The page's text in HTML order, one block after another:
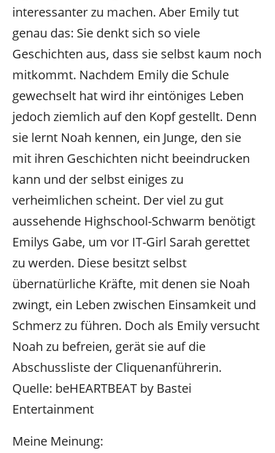
interessanter zu machen. Aber Emily tut
genau das: Sie denkt sich so viele
Geschichten aus, dass sie selbst kaum noch
mitkommt. Nachdem Emily die Schule
gewechselt hat wird ihr eintöniges Leben
jedoch ziemlich auf den Kopf gestellt. Denn
sie lernt Noah kennen, ein Junge, den sie
mit ihren Geschichten nicht beeindrucken
kann und der selbst einiges zu
verheimlichen scheint. Der viel zu gut
aussehende Highschool-Schwarm benötigt
Emilys Gabe, um vor IT-Girl Sarah gerettet
zu werden. Diese besitzt selbst
übernatürliche Kräfte, mit denen sie Noah
zwingt, ein Leben zwischen Einsamkeit und
Schmerz zu führen. Doch als Emily versucht
Noah zu befreien, gerät sie auf die
Abschussliste der Cliquenanführerin.
Quelle: beHEARTBEAT by Bastei
Entertainment
Meine Meinung: